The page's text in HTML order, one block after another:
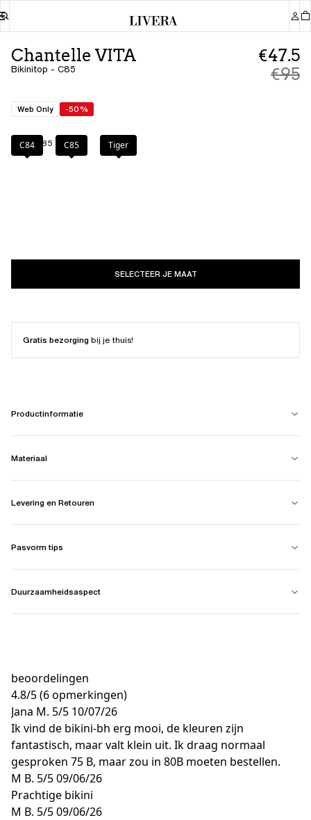
Chantelle VITA
Bikinitop - C85
€47.5
€95
Web Only -50%
Kleur: C85
C84 C85 Tiger
SELECTEER JE MAAT
Gratis bezorgingbij je thuis!
Productinformatie
Materiaal
Levering en Retouren
Pasvorm tips
Duurzaamheidsaspect
beoordelingen
4.8/5(6 opmerkingen)
Jana M. 5/5 10/07/26
Ik vind de bikini-bh erg mooi, de kleuren zijn
fantastisch, maar valt klein uit. Ik draag normaal
gesproken 75 B, maar zou in 80B moeten bestellen.
M B. 5/509/06/26
Prachtige bikini
M B. 5/509/06/26